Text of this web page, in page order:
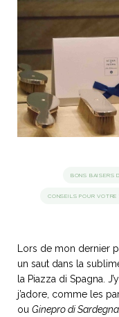
ITALIEN
SUBLIME !
Les
ET FUGUEUSES
AND I
journal
BONS BAISERS
CONSEILS POUR VOTRE
Lors de mon dernier
un saut dans la
la Piazza di Spagna.
j’adore, comme les
ou Ginepro di Sardegna